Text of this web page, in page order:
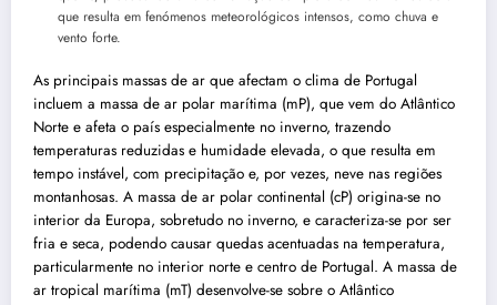
que resulta em fenómenos meteorológicos intensos, como chuva e
vento forte.
As principais massas de ar que afectam o clima de Portugal
incluem a massa de ar polar marítima (mP), que vem do Atlântico
Norte e afeta o país especialmente no inverno, trazendo
temperaturas reduzidas e humidade elevada, o que resulta em
tempo instável, com precipitação e, por vezes, neve nas regiões
montanhosas. A massa de ar polar continental (cP) origina-se no
interior da Europa, sobretudo no inverno, e caracteriza-se por ser
fria e seca, podendo causar quedas acentuadas na temperatura,
particularmente no interior norte e centro de Portugal. A massa de
ar tropical marítima (mT) desenvolve-se sobre o Atlântico